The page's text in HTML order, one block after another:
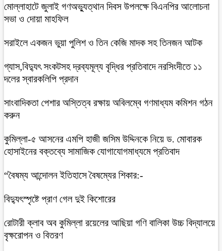
মোল্লাহাটে জুলাই গণঅভ্যুত্থান দিবস উপলক্ষে বিএনপির আলোচনা
সভা ও দোয়া মাহফিল
সরাইলে একজন ভুয়া পুলিশ ও তিন কেজি মাদক সহ তিনজন আটক
গ্যাস,বিদ্যুৎ সংকটসহ দ্রব্যমূল্য বৃদ্ধির প্রতিবাদে নরসিংদীতে ১১
দলের স্বারকলিপি প্রদান
সাংবাদিকতা পেশার অস্তিত্ব রক্ষায় অবিলম্বে গণমাধ্যম কমিশন গঠন
করুন
কুমিল্লা-৫ আসনের এমপি হাজী জসিম উদ্দিনকে নিয়ে ড. মোবারক
হোসাইনের বক্তব্যে সামাজিক যোগাযোগমাধ্যমে প্রতিবাদ
“বৈষম্য আন্দোলন ইতিহাসে বৈষম্যের শিকার:-
বিদ্যুৎস্পৃষ্টে প্রাণ গেল দুই কিশোরের
রোটারী ক্লাব অব কুমিল্লা রয়েলের আছিয়া গণি বালিকা উচ্চ বিদ্যালয়ে
বৃক্ষরোপন ও বিতরণ